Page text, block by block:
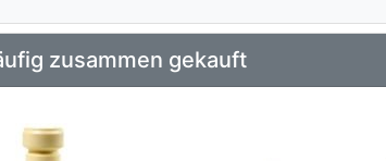
zusammen gekauft